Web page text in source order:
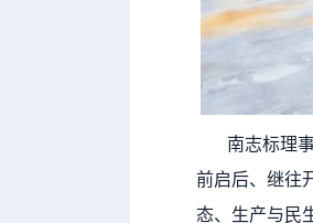
南志标理事
前启后、继往
态、生产与民